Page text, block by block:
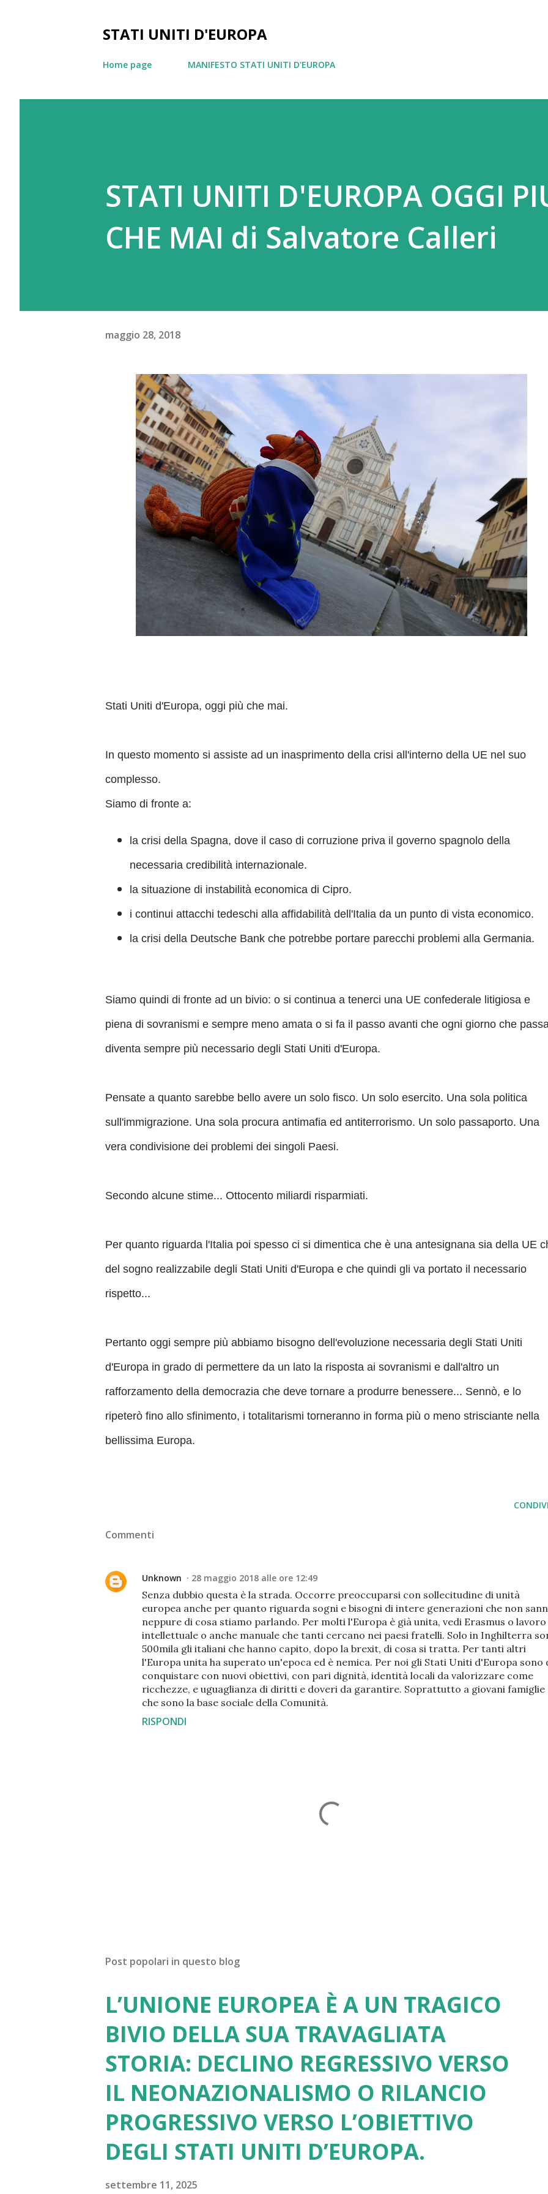
STATI UNITI D'EUROPA
Home page MANIFESTO STATI UNITI D'EUROPA
STATI UNITI D'EUROPA OGGI
CHE MAI di Salvatore Calleri
maggio 28, 2018
Stati Uniti d'Europa, oggi più che mai.
In questo momento si assiste ad un inasprimento della crisi all'interno della UE nel suo
complesso.
Siamo di fronte a:
la crisi della Spagna, dove il caso di corruzione priva il governo spagnolo della
necessaria credibilità internazionale.
la situazione di instabilità economica di Cipro.
i continui attacchi tedeschi alla affidabilità dell'Italia da un punto di vista economico.
la crisi della Deutsche Bank che potrebbe portare parecchi problemi alla Germania.
Siamo quindi di fronte ad un bivio: o si continua a tenerci una UE confederale litigiosa e
piena di sovranismi e sempre meno amata o si fa il passo avanti che ogni giorno che
diventa sempre più necessario degli Stati Uniti d'Europa.
Pensate a quanto sarebbe bello avere un solo fisco. Un solo esercito. Una sola politica
sull'immigrazione. Una sola procura antimafia ed antiterrorismo. Un solo passaporto. Una
vera condivisione dei problemi dei singoli Paesi.
Secondo alcune stime... Ottocento miliardi risparmiati.
Per quanto riguarda l'Italia poi spesso ci si dimentica che è una antesignana sia della UE
del sogno realizzabile degli Stati Uniti d'Europa e che quindi gli va portato il necessario
rispetto...
Pertanto oggi sempre più abbiamo bisogno dell'evoluzione necessaria degli Stati Uniti
d'Europa in grado di permettere da un lato la risposta ai sovranismi e dall'altro un
rafforzamento della democrazia che deve tornare a produrre benessere... Sennò, e lo
ripeterò fino allo sfinimento, i totalitarismi torneranno in forma più o meno strisciante nella
bellissima Europa.
Commenti
Unknown 28 maggio 2018 alle ore 12:49
Senza dubbio questa è la strada. Occorre preoccuparsi con sollecitudine di unità
europea anche per quanto riguarda sogni e bisogni di intere generazioni che non
neppure di cosa stiamo parlando. Per molti l'Europa è già unita, vedi Erasmus o lavoro
intellettuale o anche manuale che tanti cercano nei paesi fratelli. Solo in Inghilterra
500mila gli italiani che hanno capito, dopo la brexit, di cosa si tratta. Per tanti altri
l'Europa unita ha superato un'epoca ed è nemica. Per noi gli Stati Uniti d'Europa sono
conquistare con nuovi obiettivi, con pari dignità, identità locali da valorizzare come
ricchezze, e uguaglianza di diritti e doveri da garantire. Soprattutto a giovani famiglie
che sono la base sociale della Comunità.
RISPONDI
a
m
m
e
n
t
o
Post popolari in questo blog
L’UNIONE EUROPEA È A UN TRAGICO
BIVIO DELLA SUA TRAVAGLIATA
STORIA: DECLINO REGRESSIVO VERSO
IL NEONAZIONALISMO O RILANCIO
PROGRESSIVO VERSO L’OBIETTIVO
DEGLI STATI UNITI D’EUROPA.
settembre 11, 2025